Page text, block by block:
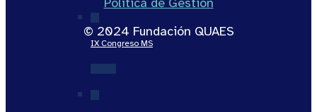
IX Congreso MS
© 2024 Fundación QUAES